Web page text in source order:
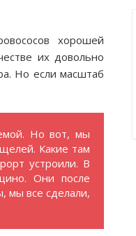
хорошей
их довольно
Но если масштаб
Но вот, мы
Какие там
устроили. В
Они после
мы все сделали,